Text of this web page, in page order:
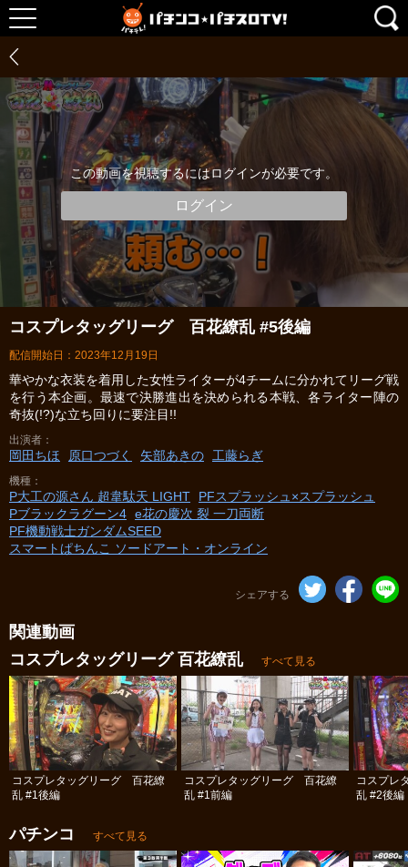
この動画を視聴するにはログインが必要です。
ログイン
コスプレタッグリーグ 百花繚乱 #5後編
配信開始日：2023年12月19日
華やかな衣装を着用した女性ライターが4チームに分かれてリーグ戦
を行う本企画。最速で決勝進出を決められる本戦、各ライター陣の
奇抜(!?)な立ち回りに要注目!!
出演者
岡田ちほ 原口つづく 矢部あきの 工藤らぎ
機種
P大工の源さん 超韋駄天 LIGHT
PFスプラッシュ×スプラッシュ
Pブラックラグーン4 e花の慶次 裂 一刀両断
PF機動戦士ガンダムSEED
スマートぱちんこ ソードアート・オンライン
シェアする
関連動画
コスプレタッグリーグ 百花繚乱
すべて見る
コスプレタッグリーグ 百花繚
乱 #1後編
コスプレタッグリーグ 百花繚
乱 #1前編
コスプレ
乱 #2後編
パチンコ すべて見る